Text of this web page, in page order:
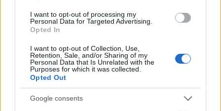
I want to opt-out of processing my
Personal Data for Targeted Advertising.
Opted In
I want to opt-out of Collection, Use,
Retention, Sale, and/or Sharing of my
Personal Data that Is Unrelated with the
Purposes for which it was collected.
Opted Out
Google consentsSZAVAKKAL FESTENI